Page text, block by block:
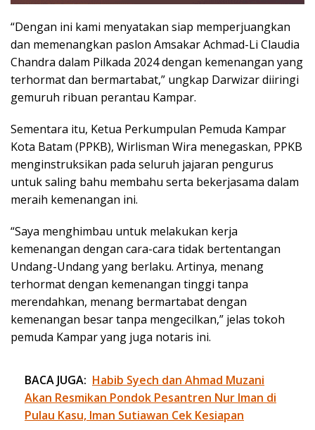
“Dengan ini kami menyatakan siap memperjuangkan
dan memenangkan paslon Amsakar Achmad-Li Claudia
Chandra dalam Pilkada 2024 dengan kemenangan yang
terhormat dan bermartabat,” ungkap Darwizar diiringi
gemuruh ribuan perantau Kampar.
Sementara itu, Ketua Perkumpulan Pemuda Kampar
Kota Batam (PPKB), Wirlisman Wira menegaskan, PPKB
menginstruksikan pada seluruh jajaran pengurus
untuk saling bahu membahu serta bekerjasama dalam
meraih kemenangan ini.
“Saya menghimbau untuk melakukan kerja
kemenangan dengan cara-cara tidak bertentangan
Undang-Undang yang berlaku. Artinya, menang
terhormat dengan kemenangan tinggi tanpa
merendahkan, menang bermartabat dengan
kemenangan besar tanpa mengecilkan,” jelas tokoh
pemuda Kampar yang juga notaris ini.
BACA JUGA: Habib Syech dan Ahmad Muzani
Akan Resmikan Pondok Pesantren Nur Iman di
Pulau Kasu, Iman Sutiawan Cek Kesiapan